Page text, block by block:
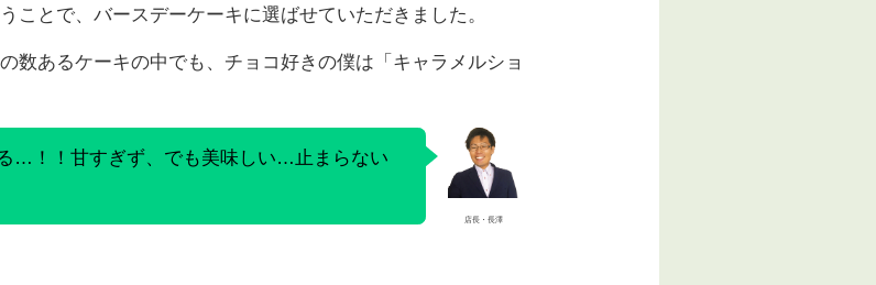
ことで、バースデーケーキに選ばせていただきました。
数あるケーキの中でも、チョコ好きの僕は「キャラメルショ
店長・長澤
…！！甘すぎず、でも美味しい…止まらない